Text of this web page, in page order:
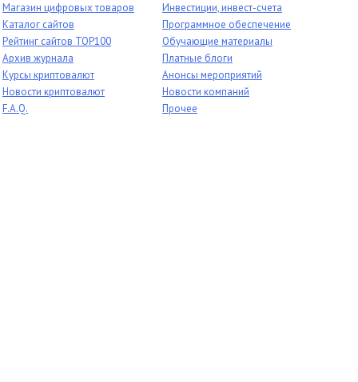
Магазин цифровых товаров
Каталог сайтов
Рейтинг сайтов TOP100
Архив журнала
Курсы криптовалют
Новости криптовалют
F.A.Q.
Инвестиции, инвест-счета
Программное обеспечение
Обучающие материалы
Платные блоги
Анонсы мероприятий
Новости компаний
Прочее